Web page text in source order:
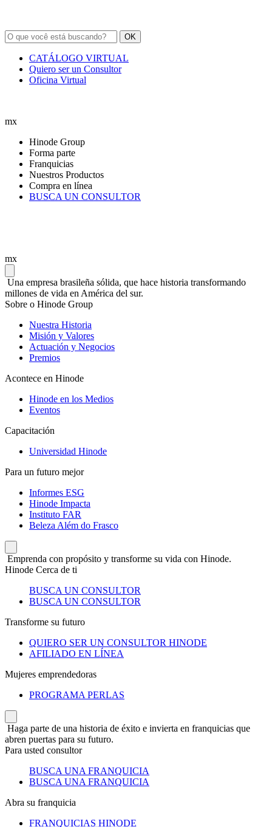
OK
CATÁLOGO VIRTUAL
Quiero ser un Consultor
Oficina Virtual
mx
Hinode Group
Forma parte
Franquicias
Nuestros Productos
Compra en línea
BUSCA UN CONSULTOR
mx
Una empresa brasileña sólida, que hace historia transformando
millones de vida en América del sur.
Sobre o Hinode Group
Nuestra Historia
Misión y Valores
Actuación y Negocios
Premios
Acontece en Hinode
Hinode en los Medios
Eventos
Capacitación
Universidad Hinode
Para un futuro mejor
Informes ESG
Hinode Impacta
Instituto FAR
Beleza Além do Frasco
Emprenda con propósito y transforme su vida con Hinode.
Hinode Cerca de ti
BUSCA UN CONSULTOR
BUSCA UN CONSULTOR
Transforme su futuro
QUIERO SER UN CONSULTOR HINODE
AFILIADO EN LÍNEA
Mujeres emprendedoras
PROGRAMA PERLAS
Haga parte de una historia de éxito e invierta en franquicias que
abren puertas para su futuro.
Para usted consultor
BUSCA UNA FRANQUICIA
BUSCA UNA FRANQUICIA
Abra su franquicia
FRANQUICIAS HINODE